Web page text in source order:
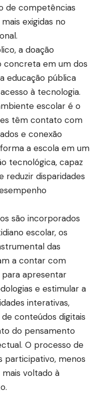
de competências
exigidas no
a doação
concreta em um dos
educação pública
à tecnologia.
escolar é o
têm contato com
e conexão
a escola em um
tecnológica, capaz
reduzir disparidades
são incorporados
escolar, os
das
a contar com
apresentar
e estimular a
interativas,
conteúdos digitais
do pensamento
O processo de
participativo, menos
voltado à